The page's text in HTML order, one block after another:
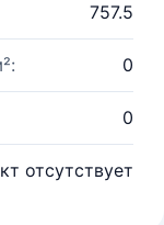
757.5
0
0
отсутствует